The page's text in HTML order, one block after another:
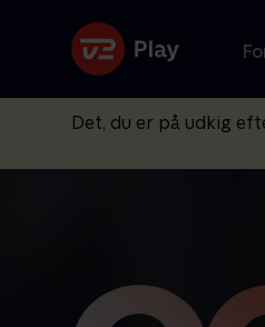
Det, du er på udkig